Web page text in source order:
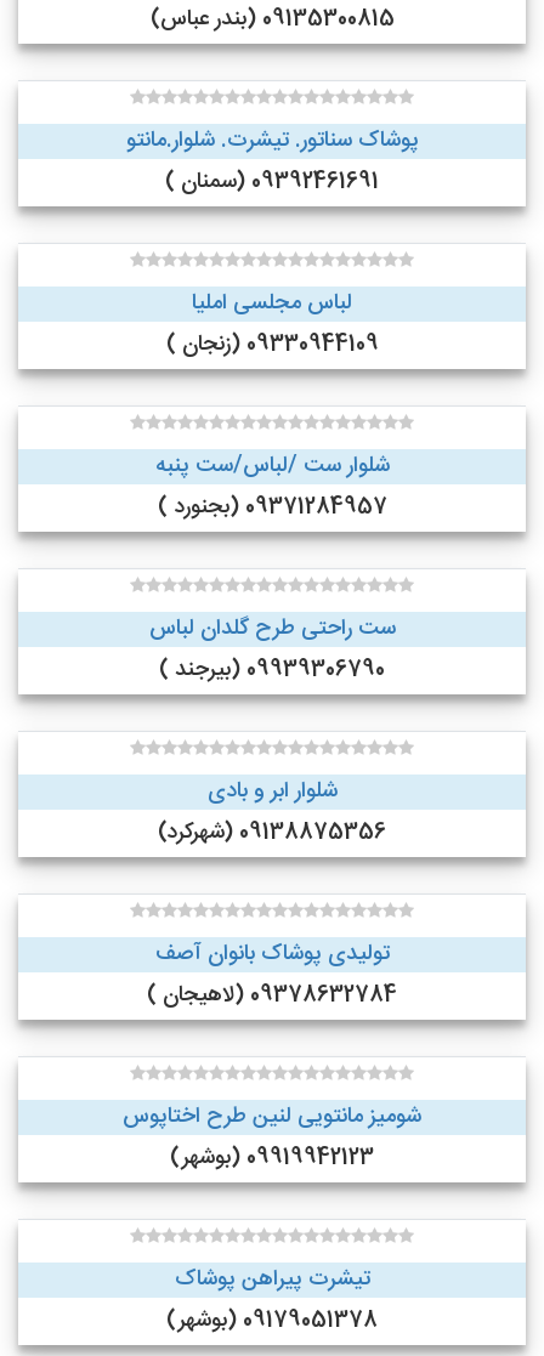
09135300815 (بندر عباس)
پوشاک سناتور. تیشرت. شلوار.مانتو
09392461691 (سمنان )
لباس مجلسی املیا
09330944109 (زنجان )
شلوار ست /لباس/ست پنبه
09371284957 (بجنورد )
ست راحتی طرح گلدان لباس
09939306790 (بیرجند )
شلوار ابر و بادی
09138875356 (شهرکرد)
تولیدی پوشاک بانوان آصف
09378632784 (لاهیجان )
شومیز مانتویی لنین طرح اختاپوس
09919942123 (بوشهر)
تیشرت پیراهن پوشاک
09179051378 (بوشهر)